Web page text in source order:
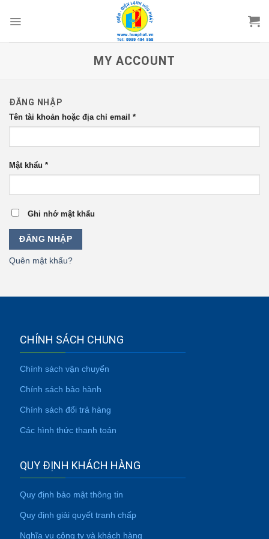
MY ACCOUNT
ĐĂNG NHẬP
Tên tài khoản hoặc địa chỉ email *
Mật khẩu *
Ghi nhớ mật khẩu
ĐĂNG NHẬP
Quên mật khẩu?
CHÍNH SÁCH CHUNG
Chính sách vận chuyển
Chính sách bảo hành
Chính sách đổi trả hàng
Các hình thức thanh toán
QUY ĐỊNH KHÁCH HÀNG
Quy định bảo mật thông tin
Quy định giải quyết tranh chấp
Nghĩa vụ công ty và khách hàng